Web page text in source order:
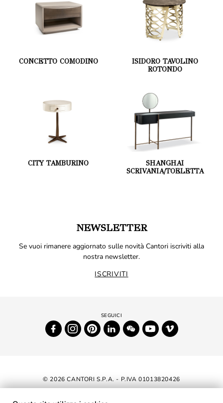
CONCETTO COMODINO
ISIDORO TAVOLINO
ROTONDO
CITY TAMBURINO
SHANGHAI
SCRIVANIA/TOELETTA
NEWSLETTER
Se vuoi rimanere aggiornato sulle novità Cantori iscriviti alla
nostra newsletter.
ISCRIVITI
© 2026 CANTORI S.P.A. - P.IVA 01013820426
DICHIARAZIONE DI ACCESSIBILITÀ